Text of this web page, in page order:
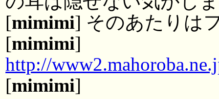
[mimimi] そのあたりは
[mimimi]
http://
[mimimi]